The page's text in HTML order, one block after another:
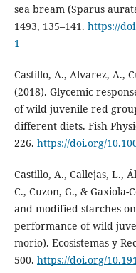
sea bream (Sparus
1493, 135–141. https://
1
Castillo, A., Alvarez, A.,
(2018). Glycemic
of wild juvenile red
different diets. Fish
226. https://doi.org/
Castillo, A., Callejas, L.,
C., Cuzon, G., &
and modified starches
performance of wild
morio). Ecosistemas y
500. https://doi.org/